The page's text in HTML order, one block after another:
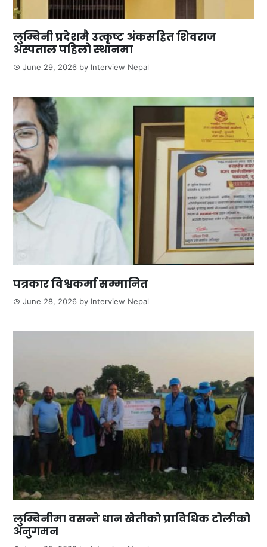
लुम्बिनी प्रदेशमै उत्कृष्ट अंकसहित शिवराज
अस्पताल पहिलो स्थानमा
June 29, 2026 by Interview Nepal
पत्रकार विश्वकर्मा सम्मानित
June 28, 2026 by Interview Nepal
लुम्बिनीमा वसन्ते धान खेतीको प्राविधिक टोलीको
अनुगमन